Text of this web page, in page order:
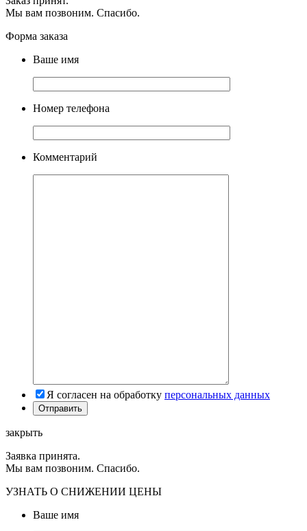
Мы вам позвоним. Спасибо.
Форма заказа
Ваше имя
Номер телефона
Комментарий
Я согласен на обработку персональных данных
закрыть
Заявка принята.
Мы вам позвоним. Спасибо.
УЗНАТЬ О СНИЖЕНИИ ЦЕНЫ
Ваше имя